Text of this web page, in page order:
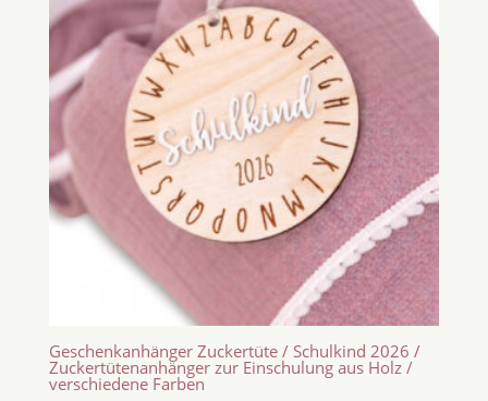
Geschenkanhänger Zuckertüte / Schulkind 2026 /
Zuckertütenanhänger zur Einschulung aus Holz /
verschiedene Farben